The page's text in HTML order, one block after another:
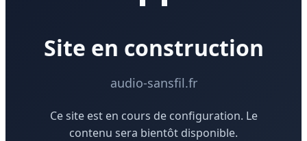
Site en construction
audio-sansfil.fr
Ce site est en cours de configuration. Le
contenu sera bientôt disponible.